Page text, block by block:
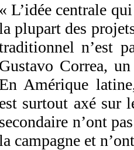
« L’idée centrale
plupart des
n’est
Gustavo Correa,
Amérique
est surtout axé sur
secondaire n’ont
campagne et